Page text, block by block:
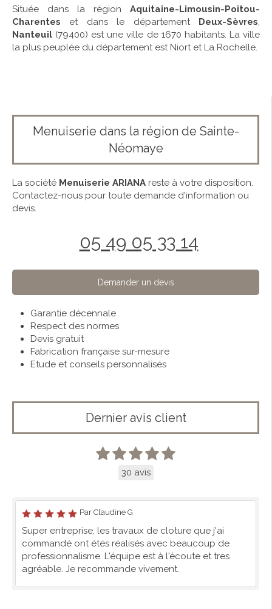
Située dans la région Aquitaine-Limousin-Poitou-
Charentes et dans le département Deux-Sèvres,
Nanteuil (79400) est une ville de 1670 habitants. La ville
la plus peuplée du département est Niort et La Rochelle.
Menuiserie dans la région de Sainte-
Néomaye
La société Menuiserie ARIANA reste à votre disposition.
Contactez-nous pour toute demande d'information ou
devis.
05 49 05 33 14
Demander un devis
Garantie décennale
Respect des normes
Devis gratuit
Fabrication française sur-mesure
Etude et conseils personnalisés
Dernier avis client
30 avis
Par Claudine G
Super entreprise, les travaux de cloture que j'ai
commandé ont étés réalisés avec beaucoup de
professionnalisme. L'équipe est à l'écoute et tres
agréable. Je recommande vivement.